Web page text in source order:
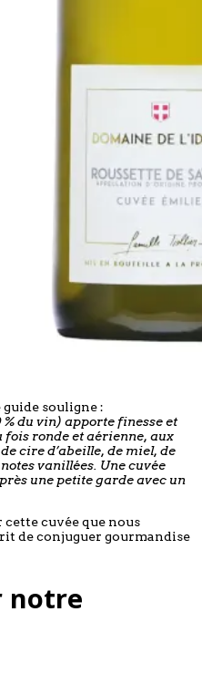
souligne :
% du vin) apporte finesse et
fois ronde et aérienne, aux
cire d’abeille, de miel, de
vanillées. Une cuvée
une petite garde avec un
cuvée que nous
de conjuguer gourmandise
notre